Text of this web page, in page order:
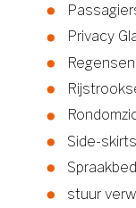
Privacy
Side-skirts
stuur